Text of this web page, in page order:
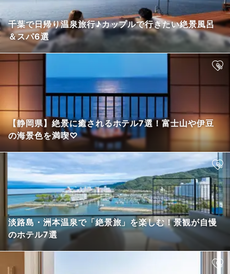
千葉で日帰り温泉旅行♪カップルで行きたい絶景風呂
＆スパ6選
【静岡県】絶景に癒されるホテル7選！富士山や伊豆
の海景色を満喫♡
淡路島・洲本温泉で「絶景旅」を楽しむ！景観が自慢
のホテル7選